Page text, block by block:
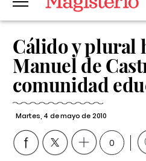
Cálido y plural
Manuel de
comunidad
Martes, 4 de mayo de 2010
0